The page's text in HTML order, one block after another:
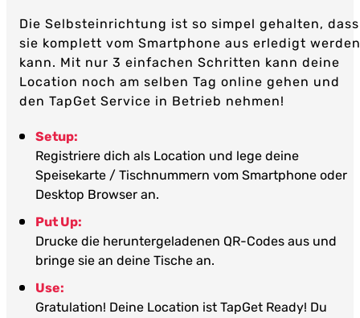
Die Selbsteinrichtung ist so simpel gehalten, dass
sie komplett vom Smartphone aus erledigt werden
kann. Mit nur 3 einfachen Schritten kann deine
Location noch am selben Tag online gehen und
den TapGet Service in Betrieb nehmen!
Setup:
Registriere dich als Location und lege deine
Speisekarte / Tischnummern vom Smartphone oder
Desktop Browser an.
Put Up:
Drucke die heruntergeladenen QR-Codes aus und
bringe sie an deine Tische an.
Use:
Gratulation! Deine Location ist TapGet Ready! Du